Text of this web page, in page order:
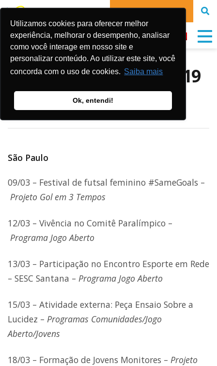
Utilizamos cookies para oferecer melhor
experiência, melhorar o desempenho, analisar
como você interage em nosso site e
personalizar conteúdo. Ao utilizar este site, você
concorda com o uso de cookies. Saiba mais
Ok, entendi!
DONATE NOW
AGENDA DE MARÇO/2019
13 de March de 2019
São Paulo
09/03 – Festival de futsal feminino #SameGoals –
Projeto Gol em 3 Tempos
12/03 – Vivência no Comitê Paralímpico –
Programa Jogo Aberto
13/03 – Participação no Encontro Esporte em Rede
– SESC Santana – Programa Jogo Aberto
15/03 – Atividade externa: Peça Ensaio Sobre a
Lucidez – Programas Comunidades/Jogo
Aberto/Jovens
18/03 – Formação de Jovens Monitores – Projeto